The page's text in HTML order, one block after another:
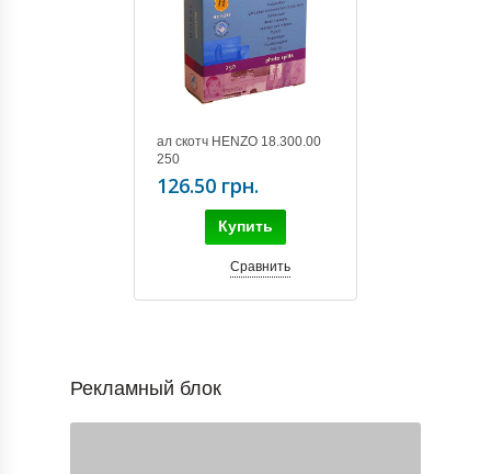
ал скотч HENZO 18.300.00
250
126.50 грн.
Купить
Сравнить
Рекламный блок